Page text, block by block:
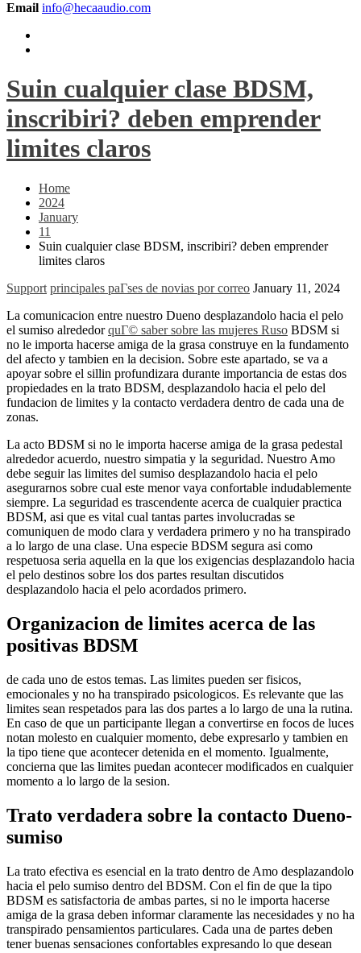
Email info@hecaaudio.com
Suin cualquier clase BDSM,
inscribiri? deben emprender
limites claros
Home
2024
January
11
Suin cualquier clase BDSM, inscribiri? deben emprender
limites claros
Support principales paГ­ses de novias por correo January 11, 2024
La comunicacion entre nuestro Dueno desplazandolo hacia el pelo
el sumiso alrededorquГ© saber sobre las mujeres Ruso BDSM si
no le importa hacerse amiga de la grasa construye en la fundamento
del afecto y tambien en la decision. Sobre este apartado, se va a
apoyar sobre el silli­n profundizara durante importancia de estas dos
propiedades en la trato BDSM, desplazandolo hacia el pelo del
fundacion de limites y la contacto verdadera dentro de cada una de
zonas.
La acto BDSM si no le importa hacerse amiga de la grasa pedestal
alrededor acuerdo, nuestro simpatia y la seguridad. Nuestro Amo
debe seguir las limites del sumiso desplazandolo hacia el pelo
asegurarnos sobre cual este menor vaya confortable indudablemente
siempre. La seguridad es trascendente acerca de cualquier practica
BDSM, asi que es vital cual tantas partes involucradas se
comuniquen de modo clara y verdadera primero y no ha transpirado
a lo largo de una clase. Una especie BDSM segura asi­ como
respetuosa seri­a aquella en la que los exigencias desplazandolo hacia
el pelo destinos sobre los dos partes resultan discutidos
desplazandolo hacia el pelo acordados primero.
Organizacion de limites acerca de las
positivas BDSM
de cada uno de estos temas. Las limites pueden ser fisicos,
emocionales y no ha transpirado psicologicos. Es relevante que las
limites sean respetados para las dos partes a lo largo de una la rutina.
En caso de que un participante llegan a convertirse en focos de luces
notan molesto en cualquier momento, debe expresarlo y tambien en
la tipo tiene que acontecer detenida en el momento. Igualmente,
concierna que las limites puedan acontecer modificados en cualquier
momento a lo largo de la sesion.
Trato verdadera sobre la contacto Dueno-
sumiso
La trato efectiva es esencial en la trato dentro de Amo desplazandolo
hacia el pelo sumiso dentro del BDSM. Con el fin de que la tipo
BDSM es satisfactoria de ambas partes, si no le importa hacerse
amiga de la grasa deben informar claramente las necesidades y no ha
transpirado pensamientos particulares. Cada una de partes deben
tener buenas sensaciones confortables expresando lo que desean